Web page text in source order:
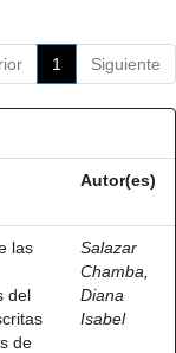
1 Siguiente
Autor(es)
las
del
de
Salazar
Chamba,
Diana
Isabel